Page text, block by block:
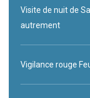
Visite de nuit de
autrement
Vigilance rouge